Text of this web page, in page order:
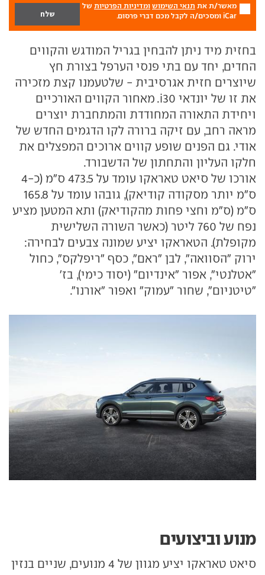
מאשר/ת את תנאי השימוש ומדיניות הפרטיות של
iCar ומסכים/ה לקבל מכם דברי פרסום.
בחזית מיד ניתן להבחין בגריל המודגש והקווים
החדים, יחד עם בתי פנסי הערפל בצורת חץ
שיוצרים חזית אגרסיבית - שלטעמנו קצת מזכירה
את זו של יונדאי i30. מאחור הקווים האורכיים
ויחידת התאורה המחודדת והמתחברת יוצרים
מראה רחב, עם זיקה ברורה לקו הדגמים החדש של
אודי. גם הפנים שופע קווים ארוכים המפצלים את
חלקו העליון והתחתון של הדשבורד.
אורכו של סיאט טאראקו עומד על 473.5 ס"מ (כ-4
ס"מ יותר מסקודה קודיאק), גובהו עומד על 165.8
ס"מ (ס"מ וחצי פחות מהקודיאק) ותא המטען מציע
נפח של 760 ליטר (כאשר השורה השלישית
מקופלת). הטאראקו יציע שמונה צבעים לבחירה:
ירוק "הסוואה", לבן "ראם", כסף "ריפלקס", כחול
"אטלנטי", אפור "אינדיום" (יסוד כימי), בז'
"טיטניום", שחור "עמוק" ואפור "אורנו".
מנוע וביצועים
סיאט טאראקו יציע מגוון של 4 מנועים, שניים בנזין